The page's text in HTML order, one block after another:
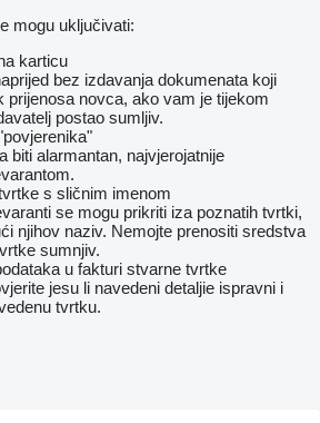
mogu uključivati:
karticu
bez izdavanja dokumenata koji
prijenosa novca, ako vam je tijekom
postao sumljiv.
biti alarmantan, najvjerojatnije
s sličnim imenom
se mogu prikriti iza poznatih tvrtki,
njihov naziv. Nemojte prenositi sredstva
sumnjiv.
u fakturi stvarne tvrtke
jesu li navedeni detaljie ispravni i
tvrtku.